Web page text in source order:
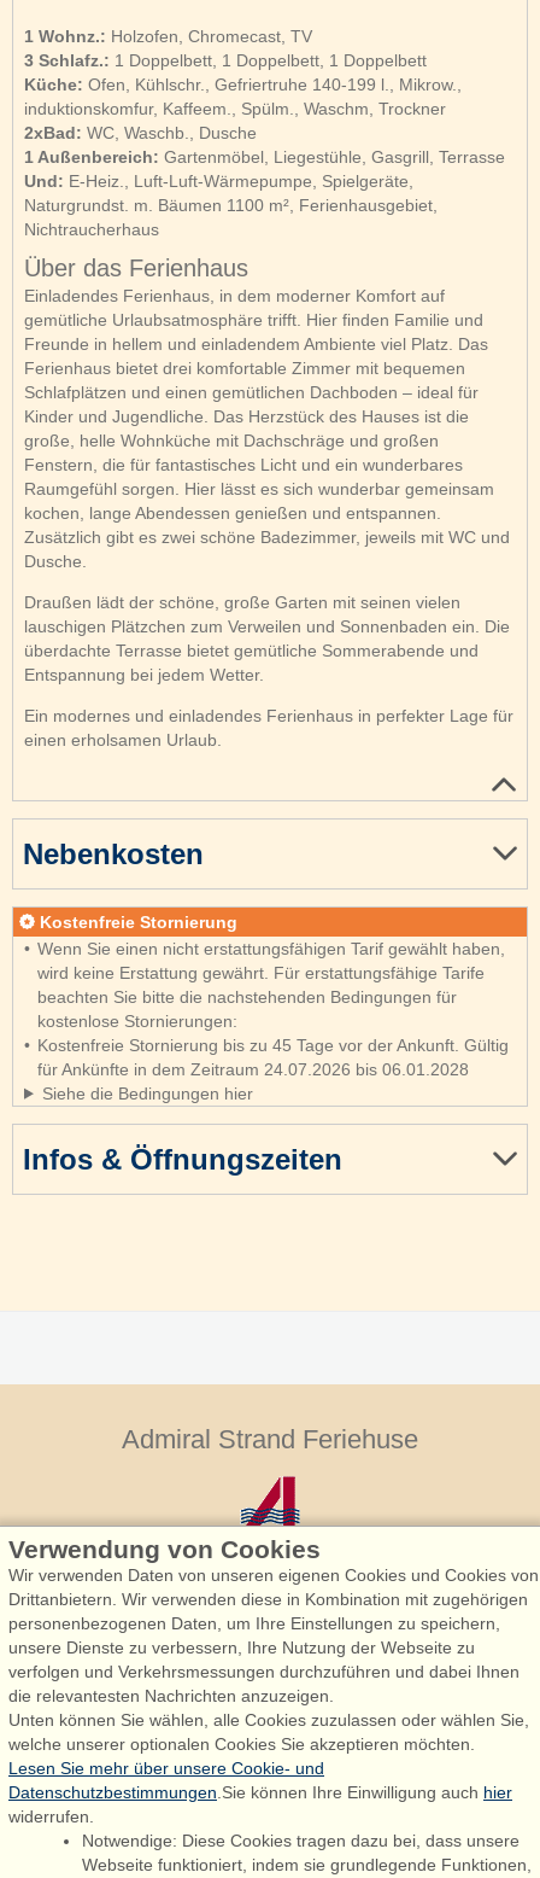
1 Wohnz.: Holzofen, Chromecast, TV
3 Schlafz.: 1 Doppelbett, 1 Doppelbett, 1 Doppelbett
Küche: Ofen, Kühlschr., Gefriertruhe 140-199 l., Mikrow.,
induktionskomfur, Kaffeem., Spülm., Waschm, Trockner
2xBad: WC, Waschb., Dusche
1 Außenbereich: Gartenmöbel, Liegestühle, Gasgrill, Terrasse
Und: E-Heiz., Luft-Luft-Wärmepumpe, Spielgeräte,
Naturgrundst. m. Bäumen 1100 m², Ferienhausgebiet,
Nichtraucherhaus
Über das Ferienhaus
Einladendes Ferienhaus, in dem moderner Komfort auf
gemütliche Urlaubsatmosphäre trifft. Hier finden Familie und
Freunde in hellem und einladendem Ambiente viel Platz. Das
Ferienhaus bietet drei komfortable Zimmer mit bequemen
Schlafplätzen und einen gemütlichen Dachboden – ideal für
Kinder und Jugendliche. Das Herzstück des Hauses ist die
große, helle Wohnküche mit Dachschräge und großen
Fenstern, die für fantastisches Licht und ein wunderbares
Raumgefühl sorgen. Hier lässt es sich wunderbar gemeinsam
kochen, lange Abendessen genießen und entspannen.
Zusätzlich gibt es zwei schöne Badezimmer, jeweils mit WC und
Dusche.
Draußen lädt der schöne, große Garten mit seinen vielen
lauschigen Plätzchen zum Verweilen und Sonnenbaden ein. Die
überdachte Terrasse bietet gemütliche Sommerabende und
Entspannung bei jedem Wetter.
Ein modernes und einladendes Ferienhaus in perfekter Lage für
einen erholsamen Urlaub.
Infos & Öffnungszeiten
Nebenkosten
Kostenfreie Stornierung
Wenn Sie einen nicht erstattungsfähigen Tarif gewählt haben,
wird keine Erstattung gewährt. Für erstattungsfähige Tarife
beachten Sie bitte die nachstehenden Bedingungen für
kostenlose Stornierungen:
Kostenfreie Stornierung bis zu 45 Tage vor der Ankunft. Gültig
für Ankünfte in dem Zeitraum 24.07.2026 bis 06.01.2028
Siehe die Bedingungen hier
Admiral Strand Feriehuse
Admiral Strand Feriehuse, Lønne
Houstrupvej 170, Lønne
6830 Nørre Nebel
booking@admiralstrand.com
+45 70 60 87 78
Følg os på: Facebook
Verwendung von Cookies
Wir verwenden Daten von unseren eigenen Cookies und Cookies von
Drittanbietern. Wir verwenden diese in Kombination mit zugehörigen
personenbezogenen Daten, um Ihre Einstellungen zu speichern,
unsere Dienste zu verbessern, Ihre Nutzung der Webseite zu
verfolgen und Verkehrsmessungen durchzuführen und dabei Ihnen
die relevantesten Nachrichten anzuzeigen.
Unten können Sie wählen, alle Cookies zuzulassen oder wählen Sie,
welche unserer optionalen Cookies Sie akzeptieren möchten.
Lesen Sie mehr über unsere Cookie- und
Datenschutzbestimmungen .Sie können Ihre Einwilligung auch hier
widerrufen.
Notwendige: Diese Cookies tragen dazu bei, dass unsere
Webseite funktioniert, indem sie grundlegende Funktionen,